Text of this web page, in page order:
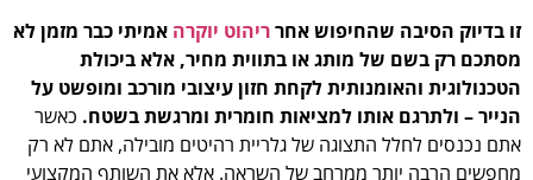
זו בדיוק הסיבה שהחיפוש אחרריהוט יוקרה אמיתי כבר מזמן לא
מסתכם רק בשם של מותג או בתווית מחיר, אלא ביכולת
הטכנולוגית והאומנותית לקחת חזון עיצובי מורכב ומופשט על
הנייר – ולתרגם אותו למציאות חומרית ומרגשת בשטח. כאשר
אתם נכנסים לחלל התצוגה של גלריית רהיטים מובילה, אתם לא רק
מחפשים הרבה יותר ממרחב של השראה. אלא את השותף המקצועי